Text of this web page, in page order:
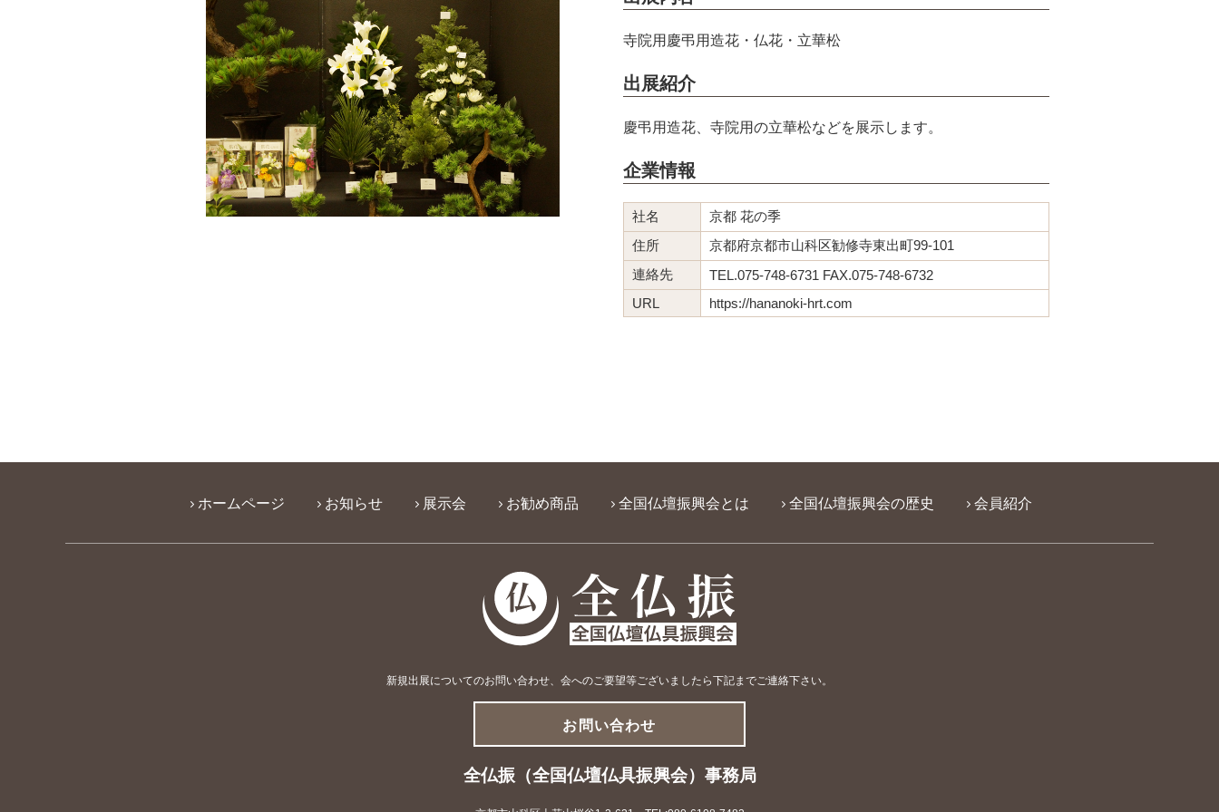
寺院用慶弔用造花・仏花・立華松
出展紹介
慶弔用造花、寺院用の立華松などを展示します。
企業情報
社名
京都 花の季
住所
京都府京都市山科区勧修寺東出町99-101
連絡先
TEL.075-748-6731 FAX.075-748-6732
URL
https://hananoki-hrt.com
ホームページ お知らせ 展示会 お勧め商品 全国仏壇振興会とは 全国仏壇振興会の歴史 会員紹介
新規出展についてのお問い合わせ、会へのご要望等ございましたら下記までご連絡下さい。
お問い合わせ
全仏振（全国仏壇仏具振興会）事務局